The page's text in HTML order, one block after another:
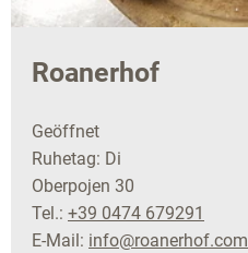
Roanerhof
Geöffnet
Ruhetag: Di
Oberpojen 30
Tel.: +39 0474 679291
E-Mail: info@roanerhof.com